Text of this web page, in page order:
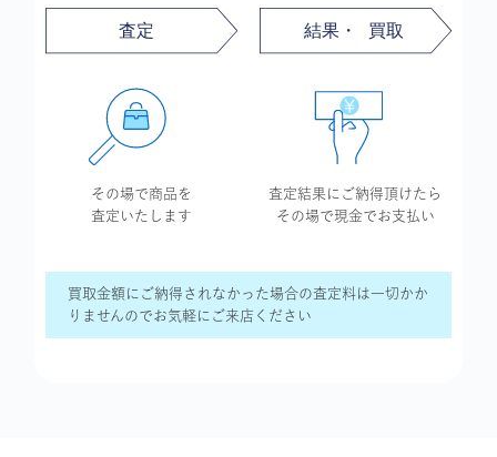
その場で商品を
査定いたします
査定結果に ご納得頂けたら
その場で現金で お支払い
買取金額にご納得されなかった場合の査定料は一切かか
りませんのでお気軽にご来店ください